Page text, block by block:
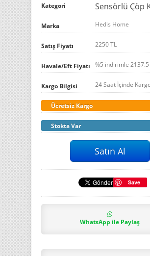
Kategori Sensörlü Çöp
Marka Hedis Home
Satış Fiyatı 2250 TL
Havale/Eft Fiyatı %5 indirimle 2137.5
Kargo Bilgisi 24 Saat İçinde
Ücretsiz Kargo
Stokta Var
Save
WhatsApp ile Paylaş